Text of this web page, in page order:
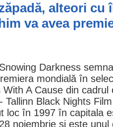
alteori cu
va avea
Snowing Darkness
mondială în
With A Cause din
Tallinn Black Nights Film
loc în 1997 în capitala
noiembrie și este unul